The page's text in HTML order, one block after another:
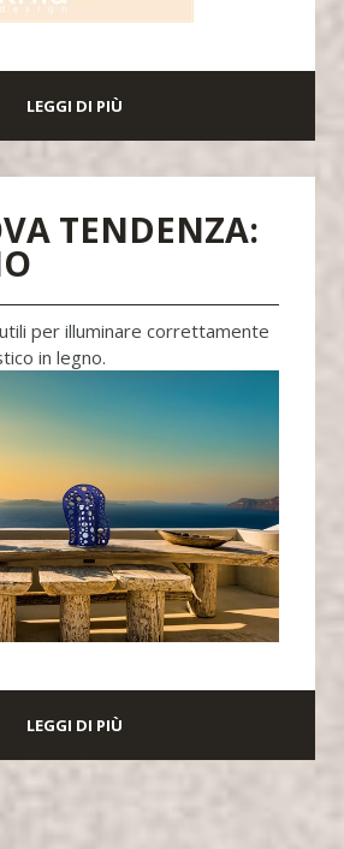
LEGGI DI PIÙ
TENDENZA:
per illuminare correttamente
in legno.
LEGGI DI PIÙ